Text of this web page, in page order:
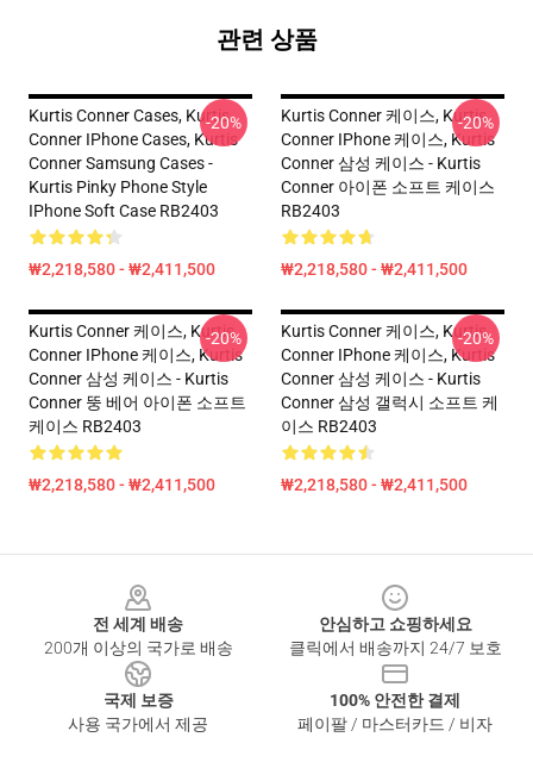
관련 상품
Kurtis Conner Cases, Kurtis
Conner IPhone Cases, Kurtis
Conner Samsung Cases -
Kurtis Pinky Phone Style
IPhone Soft Case RB2403
₩2,218,580 - ₩2,411,500
-20%
Kurtis Conner 케이스, Kurtis
Conner IPhone 케이스, Kurtis
Conner 삼성 케이스 - Kurtis
Conner 아이폰 소프트 케이스
RB2403
₩2,218,580 - ₩2,411,500
-20%
Kurtis Conner 케이스, Kurtis
Conner IPhone 케이스, Kurtis
Conner 삼성 케이스 - Kurtis
Conner 뚱 베어 아이폰 소프트
케이스 RB2403
₩2,218,580 - ₩2,411,500
-20%
Kurtis Conner 케이스, Kurtis
Conner IPhone 케이스, Kurtis
Conner 삼성 케이스 - Kurtis
Conner 삼성 갤럭시 소프트 케
이스 RB2403
₩2,218,580 - ₩2,411,500
-20%
전 세계 배송
200개 이상의 국가로 배송
안심하고 쇼핑하세요
클릭에서 배송까지 24/7 보호
국제 보증
사용 국가에서 제공
100% 안전한 결제
페이팔 / 마스터카드 / 비자